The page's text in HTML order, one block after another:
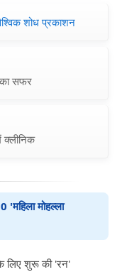
शोध प्रकाशन
का सफर
क्लीनिक
'महिला मोहल्ला
लिए शुरू की 'रन'